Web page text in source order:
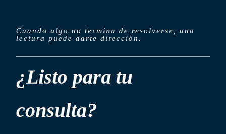
Cuando algo no termina de resolverse, una
lectura puede darte dirección.
¿Listo para tu
consulta?